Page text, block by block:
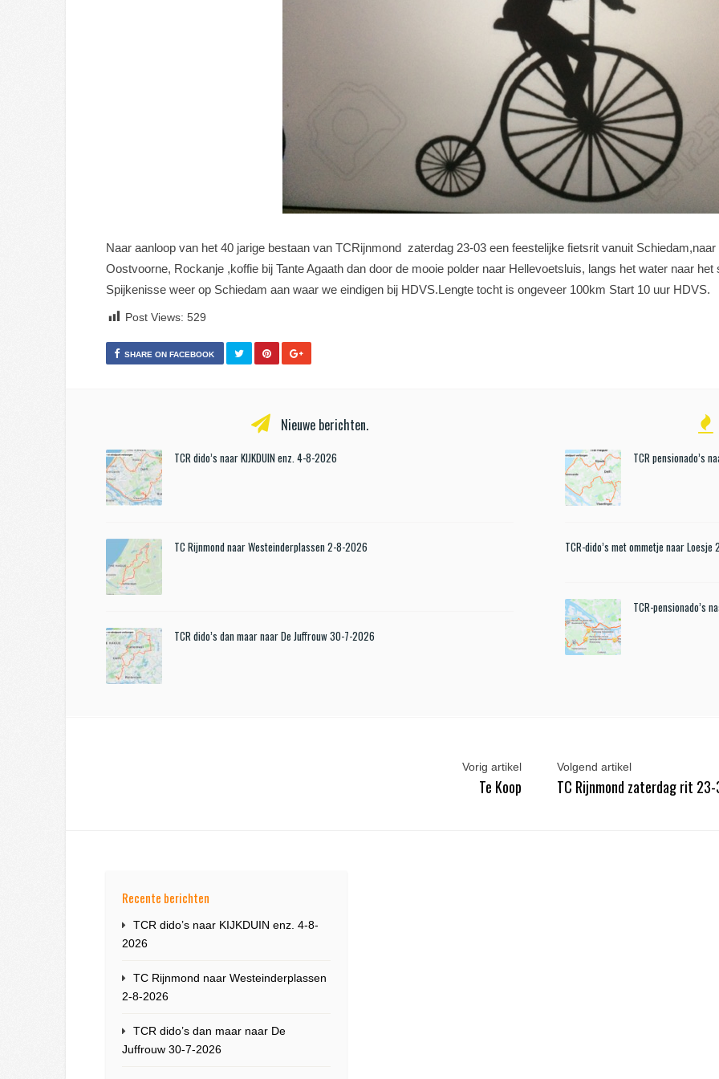
Naar aanloop van het 40 jarige bestaan van TCRijnmond zaterdag 23-03 een feestelijke fietsrit vanuit
Oostvoorne, Rockanje ,koffie bij Tante Agaath dan door de mooie polder naar Hellevoetsluis, langs het water naar
Spijkenisse weer op Schiedam aan waar we eindigen bij HDVS.Lengte tocht is ongeveer 100km Start 10 uur HDVS.
Post Views: 529
SHARE ON FACEBOOK
Nieuwe berichten.
TCR dido’s naar KIJKDUIN enz. 4-8-2026
TC Rijnmond naar Westeinderplassen 2-8-2026
TCR dido’s dan maar naar De Juffrouw 30-7-2026
TCR pensionado’s
TCR-dido’s met ommetje naar
TCR-pensionado’s
Vorig artikel
Te Koop
Volgend artikel
TC Rijnmond zaterdag rit
Recente berichten
TCR dido’s naar KIJKDUIN enz. 4-8-
2026
TC Rijnmond naar Westeinderplassen
2-8-2026
TCR dido’s dan maar naar De
Juffrouw 30-7-2026